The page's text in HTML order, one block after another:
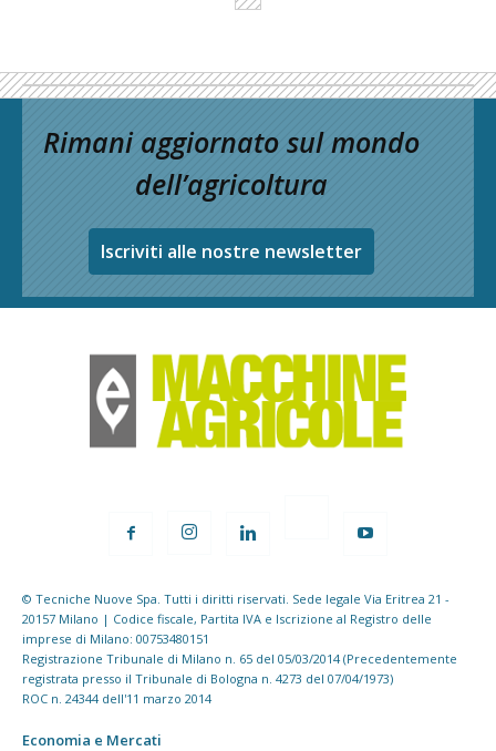
Rimani aggiornato sul mondo
dell’agricoltura
Iscriviti alle nostre newsletter
© Tecniche Nuove Spa. Tutti i diritti riservati. Sede legale Via Eritrea 21 -
20157 Milano | Codice fiscale, Partita IVA e Iscrizione al Registro delle
imprese di Milano: 00753480151
Registrazione Tribunale di Milano n. 65 del 05/03/2014 (Precedentemente
registrata presso il Tribunale di Bologna n. 4273 del 07/04/1973)
ROC n. 24344 dell'11 marzo 2014
Economia e Mercati